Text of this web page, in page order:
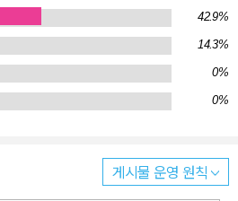
실의 억압이 전복되고 해소되는 장소이
서 ‘선’과 ‘논리’의 세계에 속해 있던 소
기존의 논리가 파괴되는 ‘약탈’의 세계
말이 의미심장하다. 이는 근래 한국 청
과는 사뭇 다른 독특한 제언으로, 이 작
도발적인 정의를 내리기도 했다. 이렇
친 문제작 『약탈이 시작됐다』는 그러나
42.9%
14.3%
0%
0%
게시물 운영 원칙